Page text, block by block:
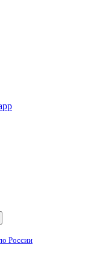
России